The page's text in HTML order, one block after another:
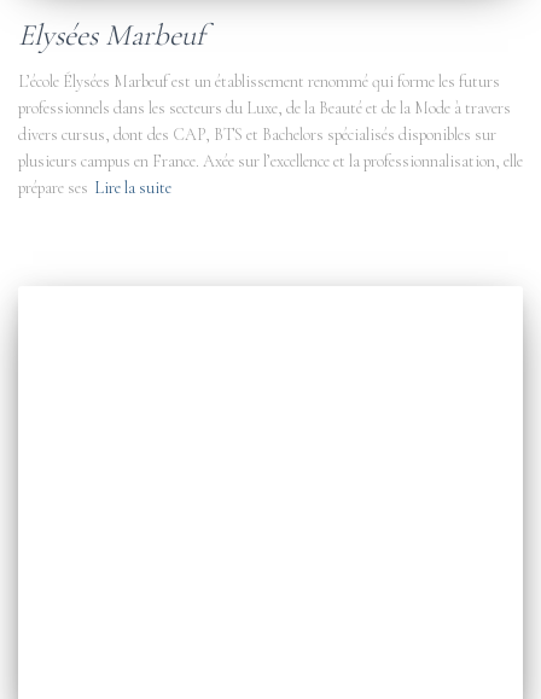
Elysées Marbeuf
L’école Élysées Marbeuf est un établissement renommé qui forme les futurs
professionnels dans les secteurs du Luxe, de la Beauté et de la Mode à travers
divers cursus, dont des CAP, BTS et Bachelors spécialisés disponibles sur
plusieurs campus en France. Axée sur l’excellence et la professionnalisation, elle
prépare ses Lire la suite